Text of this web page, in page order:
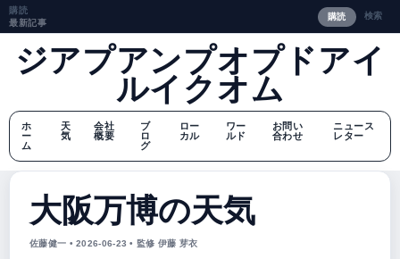
購読
最新記事
購読 検索
ジアプアンプオプドアイ
ルイクオム
ホ
ー
ム
天
気
会社
概要
ブ
ロ
グ
ロー
カル
ワー
ルド
お問い
合わせ
ニュース
レター
大阪万博の天気
佐藤健一 • 2026-06-23 • 監修 伊藤 芽衣